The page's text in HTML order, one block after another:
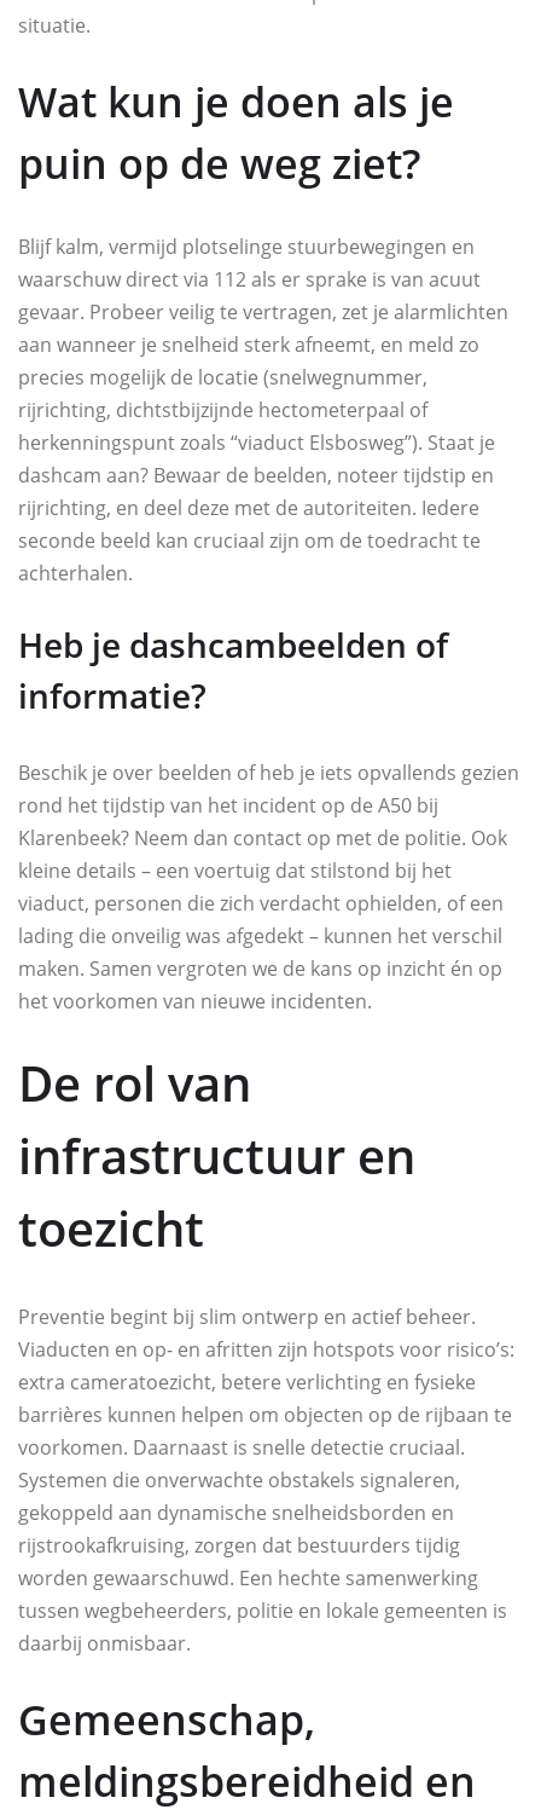
situatie.
Wat kun je doen als je
puin op de weg ziet?
Blijf kalm, vermijd plotselinge stuurbewegingen en
waarschuw direct via 112 als er sprake is van acuut
gevaar. Probeer veilig te vertragen, zet je alarmlichten
aan wanneer je snelheid sterk afneemt, en meld zo
precies mogelijk de locatie (snelwegnummer,
rijrichting, dichtstbijzijnde hectometerpaal of
herkenningspunt zoals “viaduct Elsbosweg”). Staat je
dashcam aan? Bewaar de beelden, noteer tijdstip en
rijrichting, en deel deze met de autoriteiten. Iedere
seconde beeld kan cruciaal zijn om de toedracht te
achterhalen.
Heb je dashcambeelden of
informatie?
Beschik je over beelden of heb je iets opvallends gezien
rond het tijdstip van het incident op de A50 bij
Klarenbeek? Neem dan contact op met de politie. Ook
kleine details – een voertuig dat stilstond bij het
viaduct, personen die zich verdacht ophielden, of een
lading die onveilig was afgedekt – kunnen het verschil
maken. Samen vergroten we de kans op inzicht én op
het voorkomen van nieuwe incidenten.
De rol van
infrastructuur en
toezicht
Preventie begint bij slim ontwerp en actief beheer.
Viaducten en op- en afritten zijn hotspots voor risico’s:
extra cameratoezicht, betere verlichting en fysieke
barrières kunnen helpen om objecten op de rijbaan te
voorkomen. Daarnaast is snelle detectie cruciaal.
Systemen die onverwachte obstakels signaleren,
gekoppeld aan dynamische snelheidsborden en
rijstrookafkruising, zorgen dat bestuurders tijdig
worden gewaarschuwd. Een hechte samenwerking
tussen wegbeheerders, politie en lokale gemeenten is
daarbij onmisbaar.
Gemeenschap,
meldingsbereidheid en